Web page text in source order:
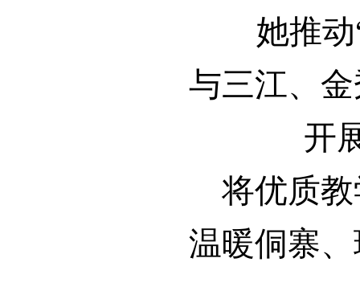
她推
与三江、
开
将优质
温暖侗寨